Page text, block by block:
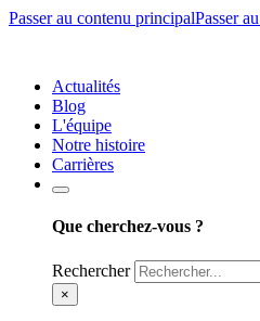
Passer au contenu principalPasser
Actualités
Blog
L'équipe
Notre histoire
Carrières
Que cherchez-vous ?
Rechercher
×